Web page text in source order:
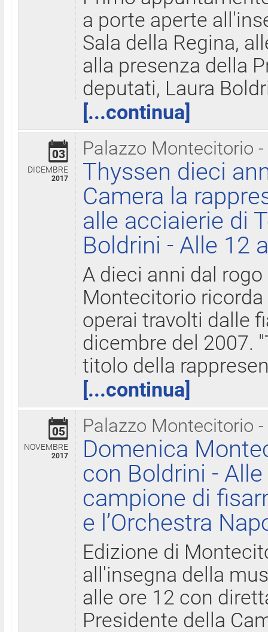
a porte aperte
Sala della Regina,
alla presenza della
deputati, Laura
[...continua]
Palazzo Montecitorio
03
DICEMBRE
2017
Thyssen dieci
Camera la
alle acciaierie di
Boldrini - Alle 12
A dieci anni dal
Montecitorio
operai travolti dalle
dicembre del 2007.
titolo della
[...continua]
Palazzo Montecitorio
05
NOVEMBRE
2017
Domenica
con Boldrini -
campione di
e l’Orchestra
Edizione di
all'insegna della
alle ore 12 con
Presidente della